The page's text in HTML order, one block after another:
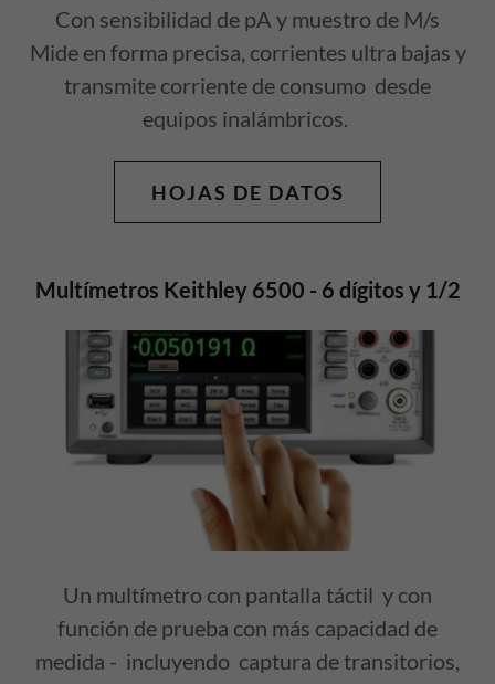
Con sensibilidad de pA y muestro de M/s
Mide en forma precisa, corrientes ultra bajas y
transmite corriente de consumo desde
equipos inalámbricos.
HOJAS DE DATOS
Multímetros Keithley 6500 - 6 dígitos y 1/2
Un multímetro con pantalla táctil y con
función de prueba con más capacidad de
medida - incluyendo captura de transitorios,